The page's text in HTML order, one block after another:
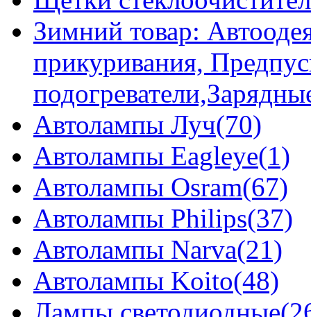
Зимний товар:
прикуривания,
Автолампы Луч(70)
Автолампы Eagleye(1)
Автолампы Osram(67)
Автолампы Philips(37)
Автолампы Narva(21)
Автолампы Koito(48)